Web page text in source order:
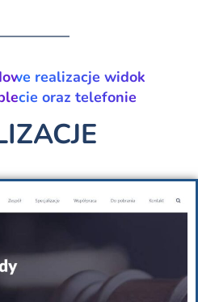
realizacje widok
oraz telefonie